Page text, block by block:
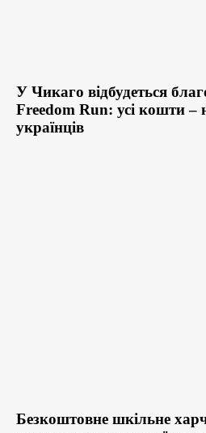
У Чикаго відбудеться
Freedom Run: усі кошти –
українців
Безкоштовне шкільне